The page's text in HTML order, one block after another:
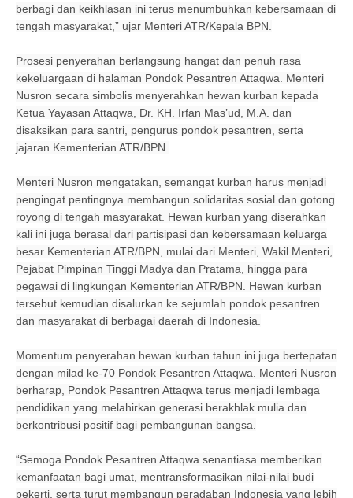
berbagi dan keikhlasan ini terus menumbuhkan kebersamaan di
tengah masyarakat,” ujar Menteri ATR/Kepala BPN.
Prosesi penyerahan berlangsung hangat dan penuh rasa
kekeluargaan di halaman Pondok Pesantren Attaqwa. Menteri
Nusron secara simbolis menyerahkan hewan kurban kepada
Ketua Yayasan Attaqwa, Dr. KH. Irfan Mas’ud, M.A. dan
disaksikan para santri, pengurus pondok pesantren, serta
jajaran Kementerian ATR/BPN.
Menteri Nusron mengatakan, semangat kurban harus menjadi
pengingat pentingnya membangun solidaritas sosial dan gotong
royong di tengah masyarakat. Hewan kurban yang diserahkan
kali ini juga berasal dari partisipasi dan kebersamaan keluarga
besar Kementerian ATR/BPN, mulai dari Menteri, Wakil Menteri,
Pejabat Pimpinan Tinggi Madya dan Pratama, hingga para
pegawai di lingkungan Kementerian ATR/BPN. Hewan kurban
tersebut kemudian disalurkan ke sejumlah pondok pesantren
dan masyarakat di berbagai daerah di Indonesia.
Momentum penyerahan hewan kurban tahun ini juga bertepatan
dengan milad ke-70 Pondok Pesantren Attaqwa. Menteri Nusron
berharap, Pondok Pesantren Attaqwa terus menjadi lembaga
pendidikan yang melahirkan generasi berakhlak mulia dan
berkontribusi positif bagi pembangunan bangsa.
“Semoga Pondok Pesantren Attaqwa senantiasa memberikan
kemanfaatan bagi umat, mentransformasikan nilai-nilai budi
pekerti, serta turut membangun peradaban Indonesia yang lebih